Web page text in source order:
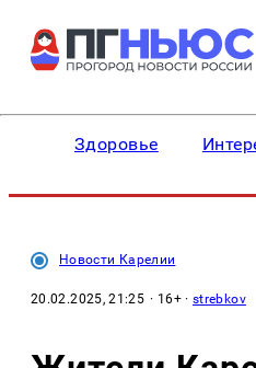
Здоровье
Новости Карелии
20.02.2025, 21:25 · 16+ ·strebkov